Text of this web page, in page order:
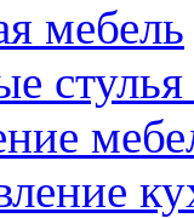
мебель
стулья